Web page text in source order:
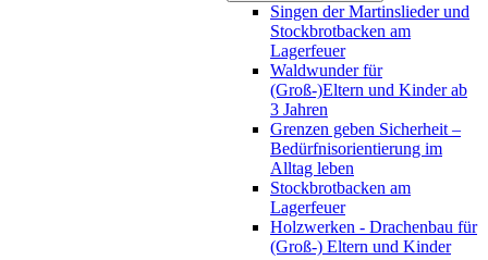
Singen der Martinslieder und
Stockbrotbacken am
Lagerfeuer
Waldwunder für
(Groß-)Eltern und Kinder ab
3 Jahren
Grenzen geben Sicherheit –
Bedürfnisorientierung im
Alltag leben
Stockbrotbacken am
Lagerfeuer
Holzwerken - Drachenbau für
(Groß-) Eltern und Kinder